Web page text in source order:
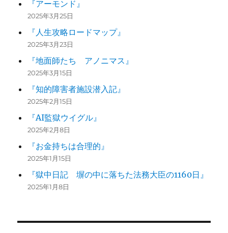
『アーモンド』
2025年3月25日
『人生攻略ロードマップ』
2025年3月23日
『地面師たち アノニマス』
2025年3月15日
『知的障害者施設潜入記』
2025年2月15日
『AI監獄ウイグル』
2025年2月8日
『お金持ちは合理的』
2025年1月15日
『獄中日記 塀の中に落ちた法務大臣の1160日』
2025年1月8日